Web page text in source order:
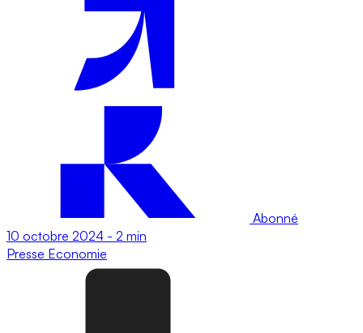
Abonné
10 octobre 2024 - 2 min
Presse Economie